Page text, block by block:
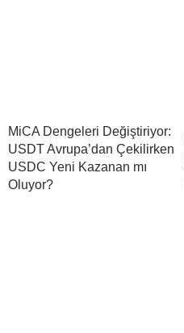
MiCA Dengeleri Değiştiriyor:
USDT Avrupa’dan Çekilirken
USDC Yeni Kazanan mı
Oluyor?